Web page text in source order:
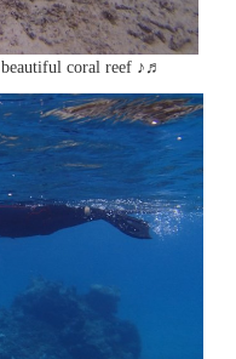
coral reef ♪♬